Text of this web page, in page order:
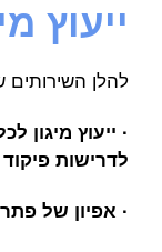
ייעוץ
להלן
· ייעוץ מיגון
לדרישות
· אפיון של